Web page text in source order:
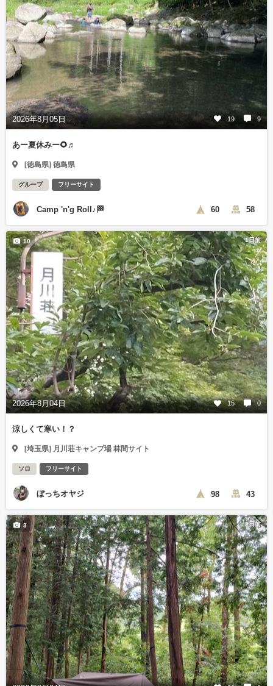
2026年8月05日 19 9
あー夏休みー🌻♬
[徳島県] 徳島県
グループ フリーサイト
Camp 'n'g Roll♪🏁 60 58
1日前
2026年8月04日 15 0
10
涼しくて寒い！？
[埼玉県] 月川荘キャンプ場 林間サイト
ソロ フリーサイト
ぼっちオヤジ 98 43
2日前
3